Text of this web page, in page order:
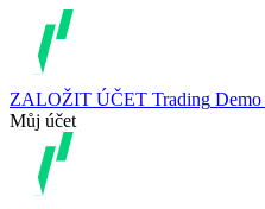
ZALOŽIT ÚČET Trading Demo
Můj účet